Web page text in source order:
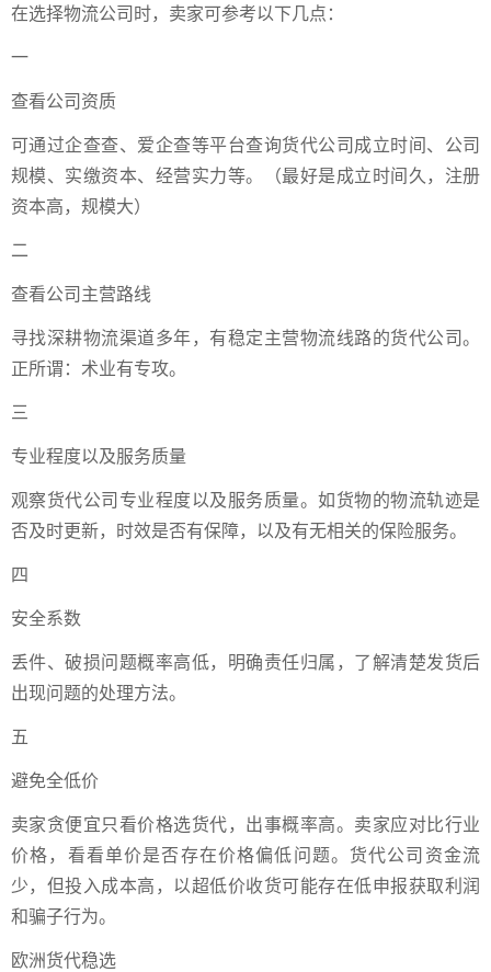
在选择物流公司时，卖家可参考以下几点：
一
查看公司资质
可通过企查查、爱企查等平台查询货代公司成立时间、公司
规模、实缴资本、经营实力等。（最好是成立时间久，注册
资本高，规模大）
二
查看公司主营路线
寻找深耕物流渠道多年，有稳定主营物流线路的货代公司。
正所谓：术业有专攻。
三
专业程度以及服务质量
观察货代公司专业程度以及服务质量。如货物的物流轨迹是
否及时更新，时效是否有保障，以及有无相关的保险服务。
四
安全系数
丢件、破损问题概率高低，明确责任归属，了解清楚发货后
出现问题的处理方法。
五
避免全低价
卖家贪便宜只看价格选货代，出事概率高。卖家应对比行业
价格，看看单价是否存在价格偏低问题。货代公司资金流
少，但投入成本高，以超低价收货可能存在低申报获取利润
和骗子行为。
欧洲货代稳选